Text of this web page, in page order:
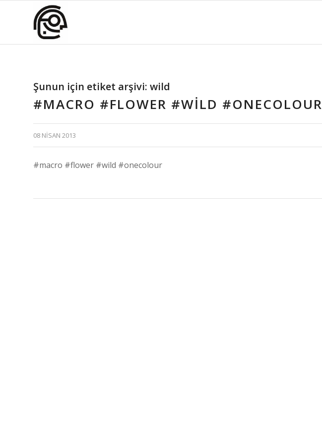
Şunun için etiket arşivi: wild
#MACRO #FLOWER #WILD #ONECOLOUR
08 NISAN 2013
#macro #flower #wild #onecolour